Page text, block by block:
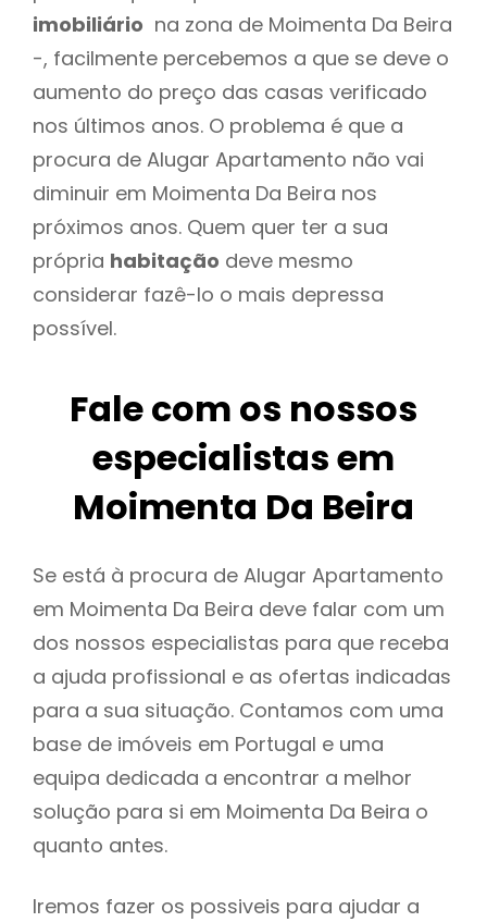
imobiliário na zona de Moimenta Da Beira
-, facilmente percebemos a que se deve o
aumento do preço das casas verificado
nos últimos anos. O problema é que a
procura de Alugar Apartamento não vai
diminuir em Moimenta Da Beira nos
próximos anos. Quem quer ter a sua
própria habitação deve mesmo
considerar fazê-lo o mais depressa
possível.
Fale com os nossos
especialistas em
Moimenta Da Beira
Se está à procura de Alugar Apartamento
em Moimenta Da Beira deve falar com um
dos nossos especialistas para que receba
a ajuda profissional e as ofertas indicadas
para a sua situação. Contamos com uma
base de imóveis em Portugal e uma
equipa dedicada a encontrar a melhor
solução para si em Moimenta Da Beira o
quanto antes.
Iremos fazer os possiveis para ajudar a